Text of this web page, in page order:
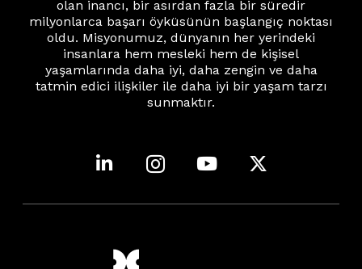
olan inancı, bir asırdan fazla bir süredir
milyonlarca başarı öyküsünün başlangıç noktası
oldu. Misyonumuz, dünyanın her yerindeki
insanlara hem mesleki hem de kişisel
yaşamlarında daha iyi, daha zengin ve daha
tatmin edici ilişkiler ile daha iyi bir yaşam tarzı
sunmaktır.